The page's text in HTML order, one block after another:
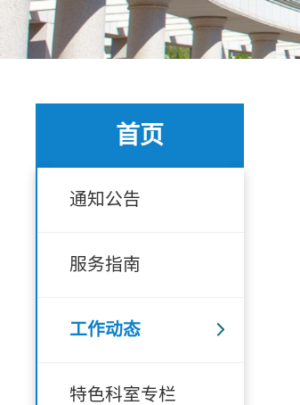
首页
通知公告
服务指南
工作动态
特色科室专栏